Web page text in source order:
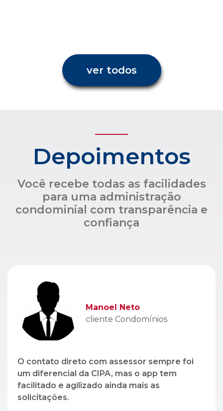
Depoimentos
condominial com transparência e
confiança
O contato direto com assessor sempre foi
um diferencial da CIPA, mas o app tem
facilitado e agilizado ainda mais as
solicitações.